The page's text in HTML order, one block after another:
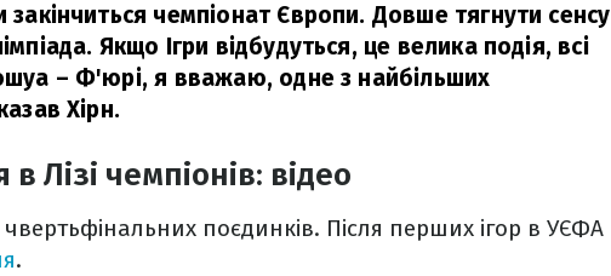
закінчиться чемпіонат Європи. Довше тягнути сенсу
Якщо Ігри відбудуться, це велика подія, всі
– Ф'юрі, я вважаю, одне з найбільших
Хірн.
Лізі чемпіонів: відео
чвертьфінальних поєдинків. Після перших ігор в УЄФА
.